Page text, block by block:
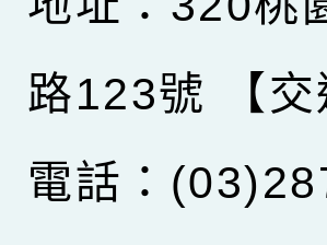
路123號
【
電話：